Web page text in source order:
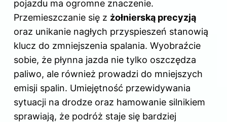
pojazdu ma ogromne znaczenie.
Przemieszczanie się z żołnierską precyzją
oraz unikanie nagłych przyspieszeń stanowią
klucz do zmniejszenia spalania. Wyobraźcie
sobie, że płynna jazda nie tylko oszczędza
paliwo, ale również prowadzi do mniejszych
emisji spalin. Umiejętność przewidywania
sytuacji na drodze oraz hamowanie silnikiem
sprawiają, że podróż staje się bardziej